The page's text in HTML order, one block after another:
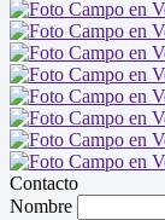
Contacto
Nombre